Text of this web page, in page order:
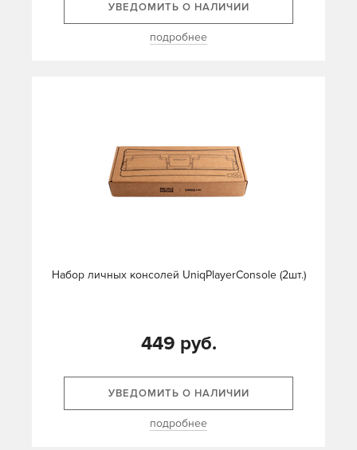
УВЕДОМИТЬ О НАЛИЧИИ
подробнее
Набор личных консолей UniqPlayerConsole (2шт.)
449 руб.
УВЕДОМИТЬ О НАЛИЧИИ
подробнее